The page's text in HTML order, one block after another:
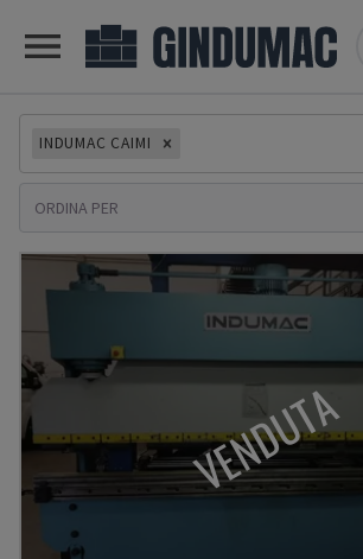
INDUMAC CAIMI
VENDUTA